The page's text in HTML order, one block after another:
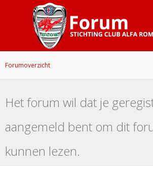
Forumoverzicht
Het forum wil dat je
aangemeld bent om dit
kunnen lezen.